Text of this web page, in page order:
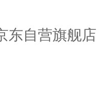
东自营旗舰店